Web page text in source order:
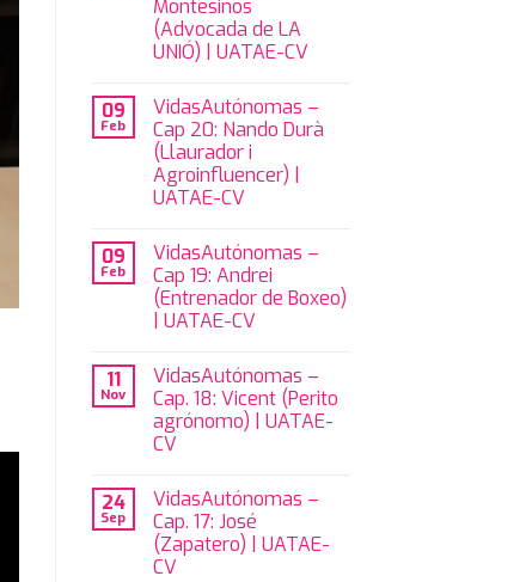
Montesinos
(Advocada de LA
UNIÓ) | UATAE-CV
09
Feb
VidasAutónomas –
Cap 20: Nando Durà
(Llaurador i
Agroinfluencer) |
UATAE-CV
09
Feb
VidasAutónomas –
Cap 19: Andrei
(Entrenador de Boxeo)
| UATAE-CV
11
Nov
VidasAutónomas –
Cap. 18: Vicent (Perito
agrónomo) | UATAE-
CV
24
Sep
VidasAutónomas –
Cap. 17: José
(Zapatero) | UATAE-
CV